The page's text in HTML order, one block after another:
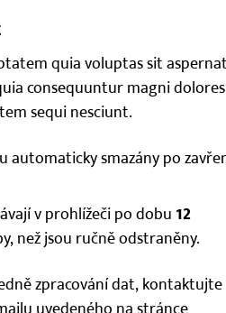
quia voluptas sit
consequuntur magni dolores
sequi nesciunt.
automaticky smazány po
v prohlížeči po dobu 12
než jsou ručně odstraněny.
zpracování dat, kontaktujte